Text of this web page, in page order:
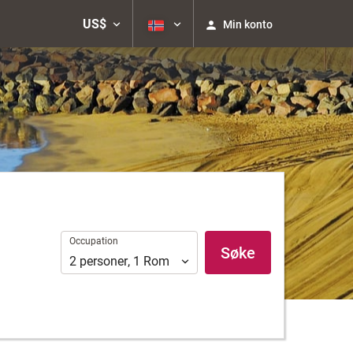
US$ Min konto
Occupation
Occupation
2 personer, 1 Rom Søke